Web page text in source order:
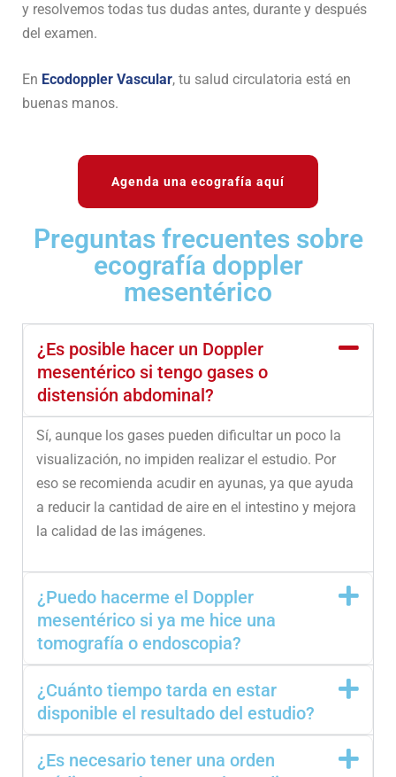
y resolvemos todas tus dudas antes, durante y después
del examen.
En Ecodoppler Vascular, tu salud circulatoria está en
buenas manos.
Agenda una ecografía aquí
Preguntas frecuentes sobre
ecografía doppler
mesentérico
¿Es posible hacer un Doppler
mesentérico si tengo gases o
distensión abdominal?
Sí, aunque los gases pueden dificultar un poco la
visualización, no impiden realizar el estudio. Por
eso se recomienda acudir en ayunas, ya que ayuda
a reducir la cantidad de aire en el intestino y mejora
la calidad de las imágenes.
¿Puedo hacerme el Doppler
mesentérico si ya me hice una
tomografía o endoscopia?
¿Cuánto tiempo tarda en estar
disponible el resultado del estudio?
¿Es necesario tener una orden